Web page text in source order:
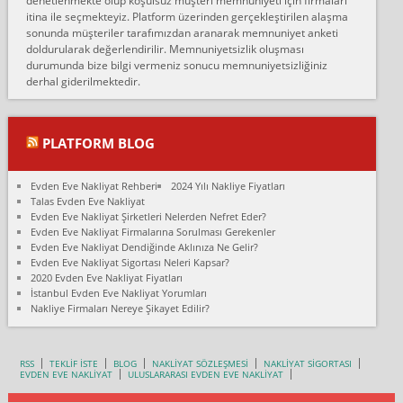
Konya ya Alicanlar naklyat la anlaştık bu şahıs evin taşınacağı gün
fiyatın mazoto gele...
Fatih kokmese:
Diyarbakır dan eşyamı getirtmek için anlaştım sözleşme yaptım.
Son anda fiyat artırdılar.. mecburiyetten tasittim.. bu kişiler ağrılı
Ali:
olduk. Asansörlü dediler sonra uraya asansör kurulmaz dediler
fark istediler. ortada asa...
Nimet:
Ben 2021 Ağustos ilk haftası Evimi taşıdım yani İstanbul'un bir
Mahallesi'nden bir başka Mahallesi'ne yani Ümraniye bölgesinde
oturuyorum önceleri ara...
Nimet Köse:
Merhaba ben 2021 Ağustos ilk haftası evimi Ümraniye'den Çok
Hancıoğlu naklyatla taşındım...
itina ile seçmekteyiz. Platform üzerinden gerçekleştirilen alaşma
sonunda müşteriler tarafımızdan aranarak memnuniyet anketi
doldurularak değerlendirilir. Memnuniyetsizlik oluşması
durumunda bize bilgi vermeniz sonucu memnuniyetsizliğiniz
derhal giderilmektedir.
PLATFORM BLOG
Evden Eve Nakliyat Rehberi
2024 Yılı Nakliye Fiyatları
Talas Evden Eve Nakliyat
Evden Eve Nakliyat Şirketleri Nelerden Nefret Eder?
Evden Eve Nakliyat Firmalarına Sorulması Gerekenler
Evden Eve Nakliyat Dendiğinde Aklınıza Ne Gelir?
Evden Eve Nakliyat Sigortası Neleri Kapsar?
2020 Evden Eve Nakliyat Fiyatları
İstanbul Evden Eve Nakliyat Yorumları
Nakliye Firmaları Nereye Şikayet Edilir?
RSS TEKLİF İSTE BLOG NAKLİYAT SÖZLEŞMESİ
NAKLİYAT SİGORTASI
EVDEN EVE NAKLİYAT
ULUSLARARASI EVDEN EVE NAKLİYAT